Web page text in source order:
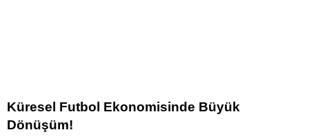
Küresel Futbol Ekonomisinde Büyük
Dönüşüm!